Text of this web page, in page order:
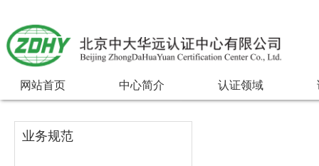
网站首页 中心简介 认证领域
业务规范